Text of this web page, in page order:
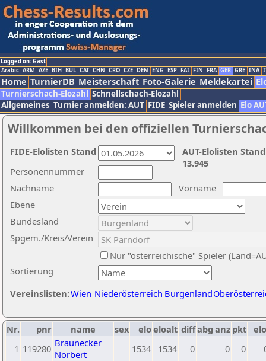
Logged on: Gast
Arabic ARM AZE BIH BUL CAT CHN CRO CZE DEN ENG ESP FAI FIN FRA GER GRE INA
Home TurnierDB Meisterschaft Foto-Galerie Meldekartei
Turnierschach-Elozahl Schnellschach-Elozahl
Allgemeines Turnier anmelden: AUT FIDE Spieler anmelden Elo
Willkommen bei den offiziellen
Nachname
Vorname
Ebene
Sortierung
Personennummer
Bundesland
Spgem./Kreis/Verein
Nur "österreichische" Spieler
Vereinslisten:Wien Niederösterreich Burgenland
AUT-Elolisten
13.945
FIDE-Elolisten Stand
Nr. pnr name sex eloeloalt diffabg anz pkt
1 119280 Braunecker
Norbert
1534 1534 0 0 0